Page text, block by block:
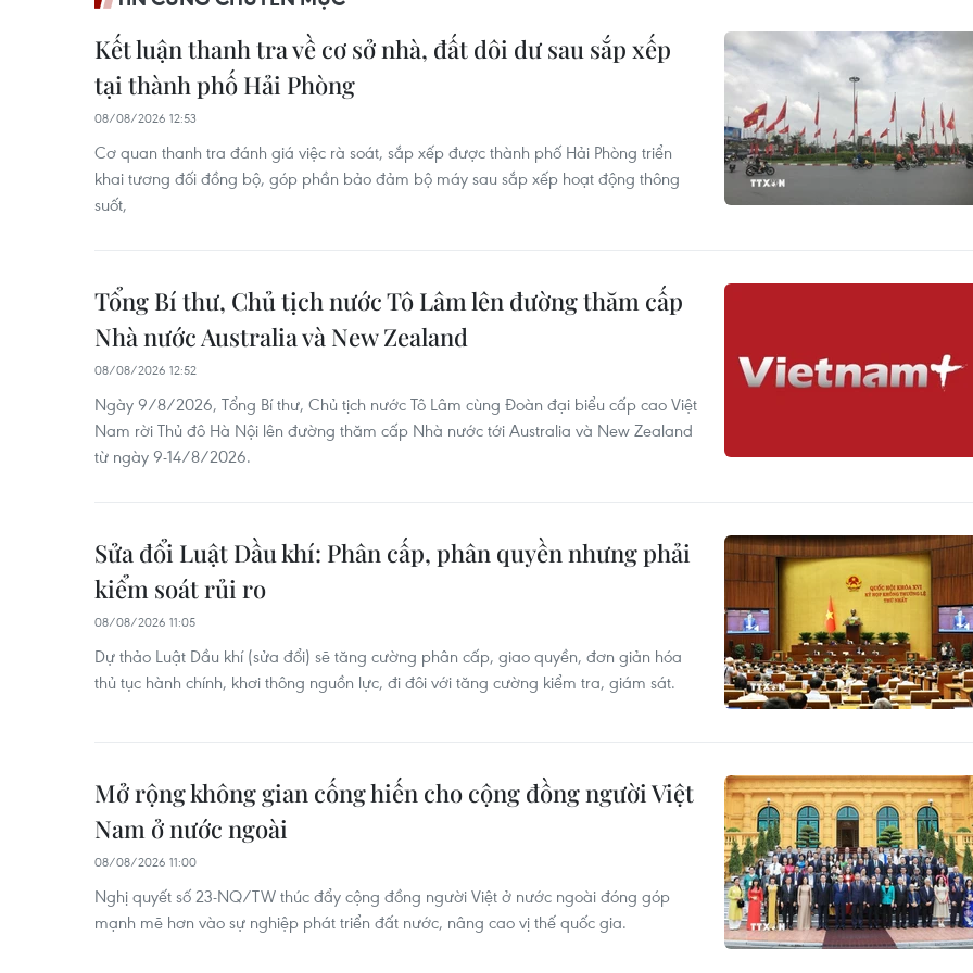
Kết luận thanh tra về cơ sở nhà, đất dôi dư sau sắp xếp
tại thành phố Hải Phòng
08/08/2026 12:53
Cơ quan thanh tra đánh giá việc rà soát, sắp xếp được thành phố Hải Phòng triển
khai tương đối đồng bộ, góp phần bảo đảm bộ máy sau sắp xếp hoạt động thông
suốt,
Tổng Bí thư, Chủ tịch nước Tô Lâm lên đường thăm cấp
Nhà nước Australia và New Zealand
08/08/2026 12:52
Ngày 9/8/2026, Tổng Bí thư, Chủ tịch nước Tô Lâm cùng Đoàn đại biểu cấp cao Việt
Nam rời Thủ đô Hà Nội lên đường thăm cấp Nhà nước tới Australia và New Zealand
từ ngày 9-14/8/2026.
Sửa đổi Luật Dầu khí: Phân cấp, phân quyền nhưng phải
kiểm soát rủi ro
08/08/2026 11:05
Dự thảo Luật Dầu khí (sửa đổi) sẽ tăng cường phân cấp, giao quyền, đơn giản hóa
thủ tục hành chính, khơi thông nguồn lực, đi đôi với tăng cường kiểm tra, giám sát.
Mở rộng không gian cống hiến cho cộng đồng người Việt
Nam ở nước ngoài
08/08/2026 11:00
Nghị quyết số 23-NQ/TW thúc đẩy cộng đồng người Việt ở nước ngoài đóng góp
mạnh mẽ hơn vào sự nghiệp phát triển đất nước, nâng cao vị thế quốc gia.